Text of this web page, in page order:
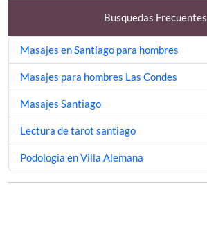
Busquedas Frecuentes
Masajes en Santiago para hombres
Masajes para hombres Las Condes
Masajes Santiago
Lectura de tarot santiago
Podologia en Villa Alemana